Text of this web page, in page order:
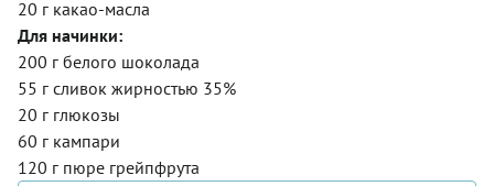
20 г какао-масла
Для начинки:
200 г белого шоколада
55 г сливок жирностью 35%
20 г глюкозы
60 г кампари
120 г пюре грейпфрута